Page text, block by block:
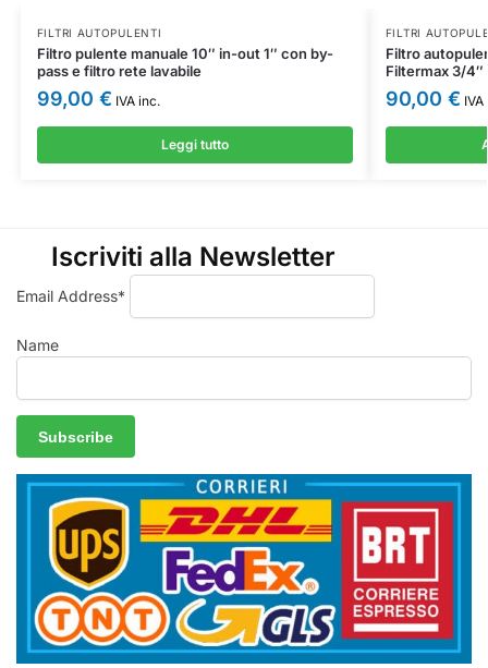
FILTRI AUTOPULENTI
Filtro pulente manuale 10″ in-out 1″ con by-
pass e filtro rete lavabile
99,00 € IVA inc.
Leggi tutto
FILTRI
Filtro
Filtermax 3/
90,00 €
Iscriviti alla Newsletter
Email Address*
Name